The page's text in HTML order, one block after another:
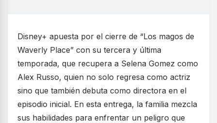
Disney+ apuesta por el cierre de “Los magos de
Waverly Place” con su tercera y última
temporada, que recupera a Selena Gomez como
Alex Russo, quien no solo regresa como actriz
sino que también debuta como directora en el
episodio inicial. En esta entrega, la familia mezcla
sus habilidades para enfrentar un peligro que